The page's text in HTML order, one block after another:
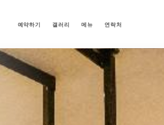
예약하기 갤러리 메뉴 연락처